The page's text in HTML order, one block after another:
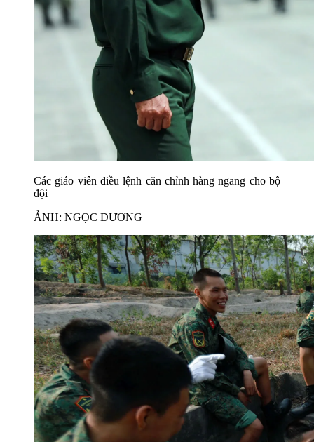
Các giáo viên điều lệnh căn chỉnh hàng ngang cho bộ
đội
ẢNH: NGỌC DƯƠNG